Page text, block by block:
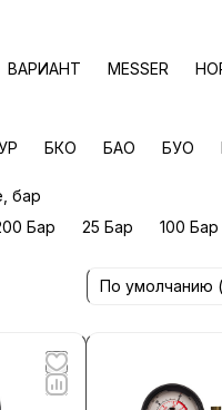
ВАРИАНТ MESSER
БКО БАО БУО
бар
Бар
25 Бар 100 Бар